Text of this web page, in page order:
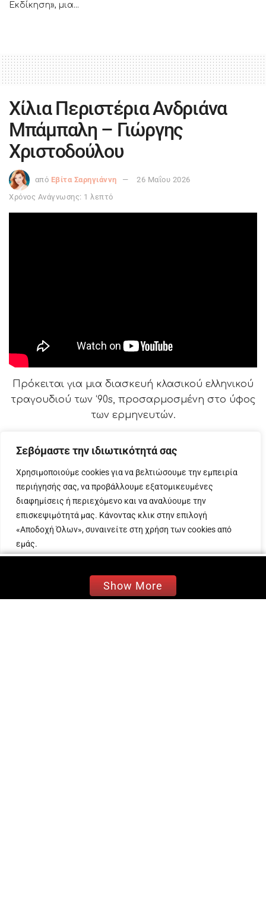
Σεβόμαστε την ιδιωτικότητά σας
Χρησιμοποιούμε cookies για να βελτιώσουμε την εμπειρία
περιήγησής σας, να προβάλλουμε εξατομικευμένες
διαφημίσεις ή περιεχόμενο και να αναλύουμε την
επισκεψιμότητά μας. Κάνοντας κλικ στην επιλογή
«Αποδοχή Όλων», συναινείτε στη χρήση των cookies από
εμάς.
Απόρριψη όλων
Εκδίκηση», μια...
Χίλια Περιστέρια Ανδριάνα
Μπάμπαλη – Γιώργης
Χριστοδούλου
από Εβίτα Σαρηγιάννη
26 Μαΐου 2026
Χρόνος Ανάγνωσης: 1 λεπτό
Πρόκειται για μια διασκευή κλασικού ελληνικού
τραγουδιού των ‘90s, προσαρμοσμένη στο ύφος
των ερμηνευτών.
απόCountry– Latin και μαζί με τις μελωδικές
φωνές της Ανδριάνας και του Γιώργη που έχουν
καθιερωθεί χρόνια τώρα στο χώρο της έντεχνης
μουσικής, δίνουν μια διαφορετική διάσταση στο
τραγούδι, φωτεινή και δροσερή, ονειρική και
ρυθμική.
Στόχος είναι αυτή η κλασική σύνθεση να φτάσει
στα αυτιά της νεότερης γενιάς και ενδεχομένως
να ταξιδέψει διεθνώς.
Show More